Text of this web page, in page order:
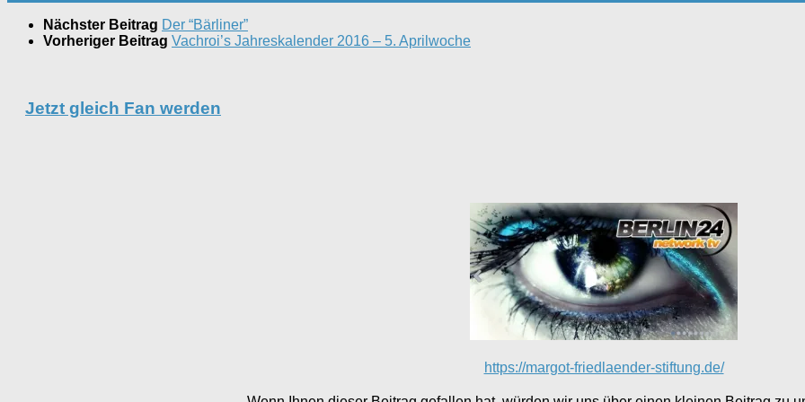
Nächster Beitrag Der “Bärliner”
Vorheriger Beitrag Vachroi’s Jahreskalender 2016 – 5. Aprilwoche
Jetzt gleich Fan werden
https://margot-friedlaender-stiftung.de/